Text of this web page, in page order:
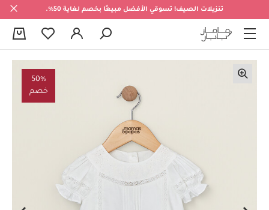
تنزيلات الصيف! تسوقي الأفضل مبيعًا بخصم لغاية 50%.
50%
خصم